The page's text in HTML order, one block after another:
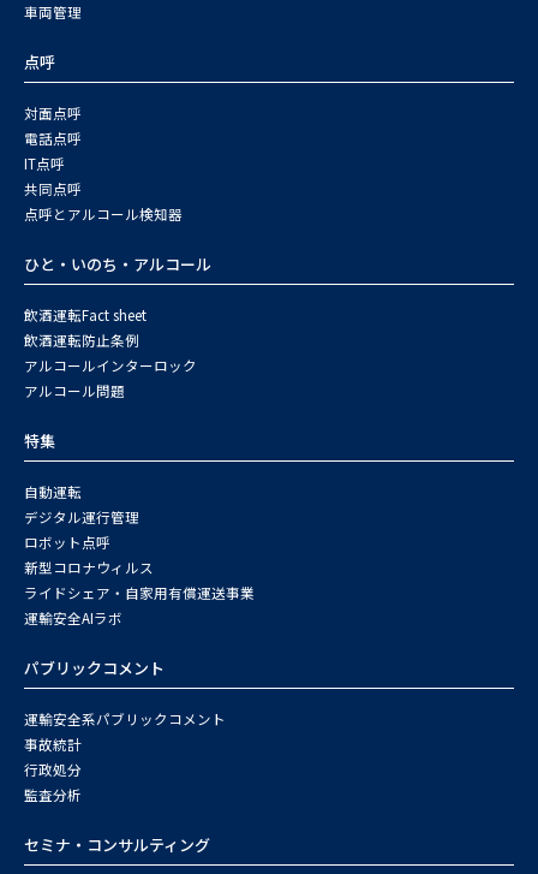
車両管理
点呼
対面点呼
電話点呼
IT点呼
共同点呼
点呼とアルコール検知器
ひと・いのち・アルコール
飲酒運転Fact sheet
飲酒運転防止条例
アルコールインターロック
アルコール問題
特集
自動運転
デジタル運行管理
ロボット点呼
新型コロナウィルス
ライドシェア・自家用有償運送事業
運輸安全AIラボ
パブリックコメント
運輸安全系パブリックコメント
事故統計
行政処分
監査分析
セミナ・コンサルティング